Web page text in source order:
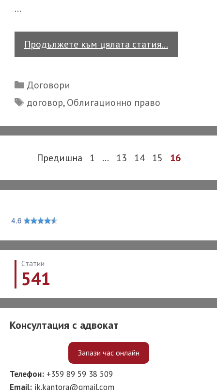
…
Продължете към цялата статия…
на
Categories
Договори
Tags
договор,Облигационно право
Предишна 1 … 13 14 15 16
Статии
541
Консултация с адвокат
Запази час онлайн
Телефон: +359 89 59 38 509
Email: ik.kantora@gmail.com